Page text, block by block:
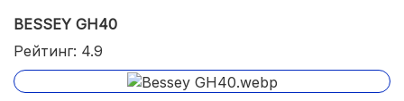
BESSEY GH40
Рейтинг: 4.9